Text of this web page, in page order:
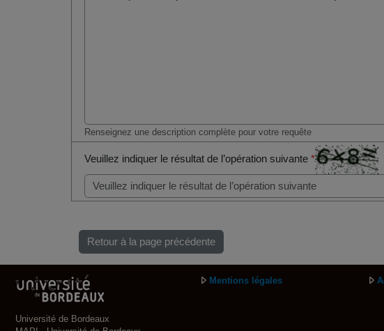
Renseignez une description complète pour votre requête
Veuillez indiquer le résultat de l’opération suivante*
Retour à la page précédente
Université de Bordeaux
Mentions légales